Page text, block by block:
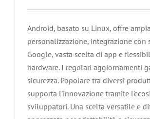
Android, basato su Linux, offre ampia
personalizzazione, integrazione con
Google, vasta scelta di app e
hardware. I regolari aggiornamenti
sicurezza. Popolare tra diversi
supporta l'innovazione tramite
sviluppatori. Una scelta versatile e